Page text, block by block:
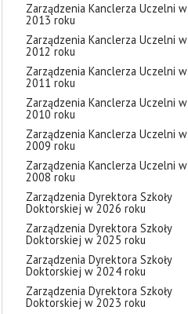
Zarządzenia Kanclerza Uczelni w
2013 roku
Zarządzenia Kanclerza Uczelni w
2012 roku
Zarządzenia Kanclerza Uczelni w
2011 roku
Zarządzenia Kanclerza Uczelni w
2010 roku
Zarządzenia Kanclerza Uczelni w
2009 roku
Zarządzenia Kanclerza Uczelni w
2008 roku
Zarządzenia Dyrektora Szkoły
Doktorskiej w 2026 roku
Zarządzenia Dyrektora Szkoły
Doktorskiej w 2025 roku
Zarządzenia Dyrektora Szkoły
Doktorskiej w 2024 roku
Zarządzenia Dyrektora Szkoły
Doktorskiej w 2023 roku